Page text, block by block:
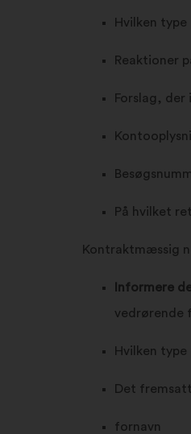
Hvilken
Reaktioner
Forslag,
På hvilket
Kontraktmæssig
Informere
vedrørende
Hvilken
Det
fornavn